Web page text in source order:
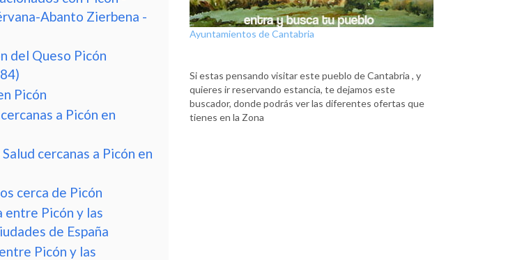
Abanto Zierbena -
del Queso Picón
Picón
a Picón en
cercanas a Picón en
cerca de Picón
entre Picón y las
de España
Picón y las
Ayuntamientos de Cantabria
Si estas pensando visitar este pueblo de Cantabria , y
quieres ir reservando estancia, te dejamos este
buscador, donde podrás ver las diferentes ofertas que
tienes en la Zona